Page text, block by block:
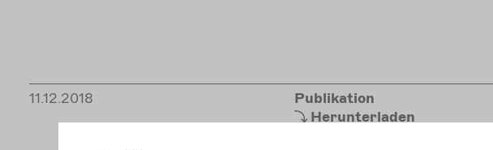
11.12.2018
Publikation
Herunterladen